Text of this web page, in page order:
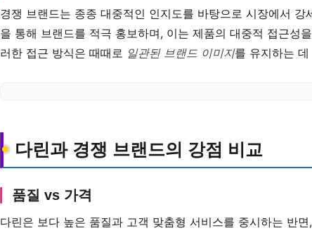
경쟁 브랜드는 종종 대중적인 인지도를 바탕으로 시장에서 강
을 통해 브랜드를 적극 홍보하며, 이는 제품의 대중적 접근성
러한 접근 방식은 때때로 일관된 브랜드 이미지를 유지하는
다린과 경쟁 브랜드의 강점 비교
품질 vs 가격
다린은 보다 높은 품질과 고객 맞춤형 서비스를 중시하는 반